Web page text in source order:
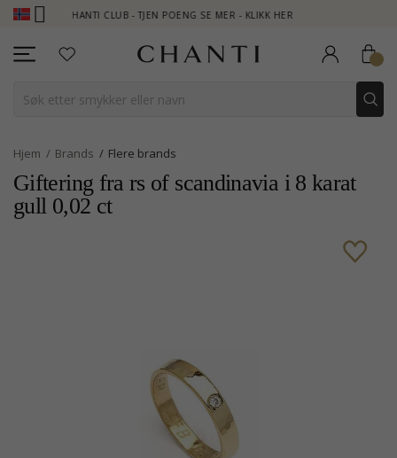
CHANTI CLUB - TJEN POENG SE MER - KLIKK HER
Hjem Brands Flere brands
Giftering fra rs of scandinavia i 8 karat
gull 0,02 ct